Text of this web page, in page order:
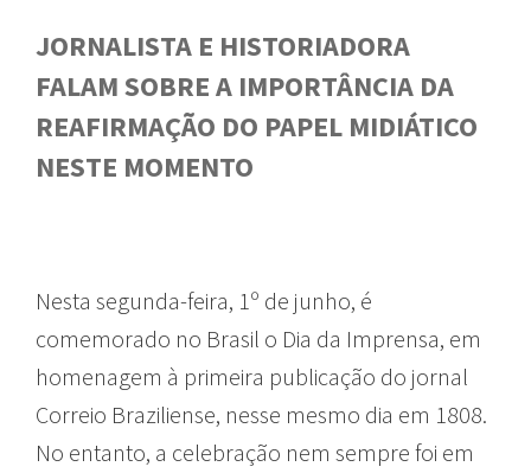
JORNALISTA E HISTORIADORA
FALAM SOBRE A IMPORTÂNCIA DA
REAFIRMAÇÃO DO PAPEL MIDIÁTICO
NESTE MOMENTO
Nesta segunda-feira, 1º de junho, é
comemorado no Brasil o Dia da Imprensa, em
homenagem à primeira publicação do jornal
Correio Braziliense, nesse mesmo dia em 1808.
No entanto, a celebração nem sempre foi em